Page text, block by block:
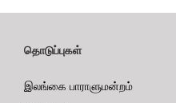
தொடுப்புகள்
இலங்கை பாராளுமன்றம்